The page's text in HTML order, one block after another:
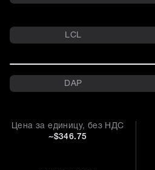
LCL
DAP
Цена за единицу, без НДС
~$346.75